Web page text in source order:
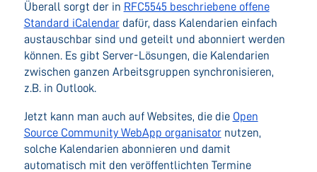
Überall sorgt der in RFC5545 beschriebene offene
Standard iCalendardafür, dass Kalendarien einfach
austauschbar sind und geteilt und abonniert werden
können. Es gibt Server-Lösungen, die Kalendarien
zwischen ganzen Arbeitsgruppen synchronisieren,
z.B. in Outlook.
Jetzt kann man auch auf Websites, die die Open
Source Community WebApp organisatornutzen,
solche Kalendarien abonnieren und damit
automatisch mit den veröffentlichten Termine